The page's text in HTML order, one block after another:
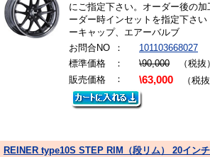
にご指定下さい。オーダー後の
ーダー時インセットを指定下さ
ーキャップ、エアーバルブ
お問合NO
：
101103668027
標準価格
： \90,000 （税抜）
販売価格
： \63,000 （税抜
REINER type10S STEP RIM（段リム） 20イン